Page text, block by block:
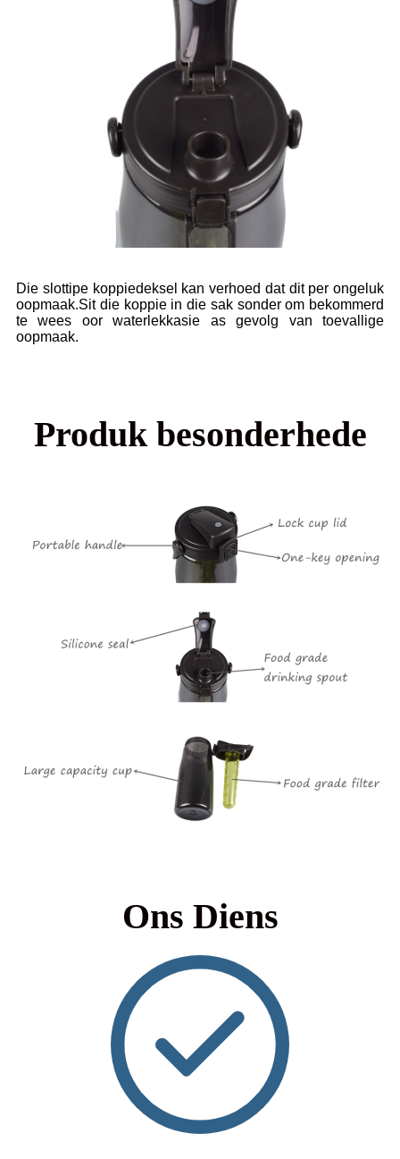
Die slottipe koppiedeksel kan verhoed dat dit per ongeluk
oopmaak.Sit die koppie in die sak sonder om bekommerd
te wees oor waterlekkasie as gevolg van toevallige
oopmaak.
Produk besonderhede
Ons Diens